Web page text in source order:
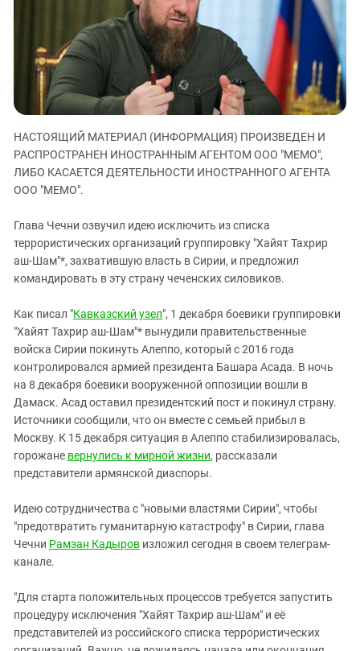
ЗАСТАВЛЯЕТ
КАВКАЗ ЗА ПАЛЕСТИНУ
ИНАКОМЫСЛИЕ В ЧЕЧНЕ
ПРЕСЛЕДОВАНИЕ АКТИВИСТОВ
МОБИЛИЗАЦИЯ И ПРОТЕСТЫ
Ингушетия
Кабардино-Балкария
Калмыкия
Карачаево-Черкесия
Краснодарский край
Российская Федерация
Северная Осетия - Алания
СКФО
Ставропольский край
Чечня
Южная Осетия
Южный Кавказ
ЮФО
НАСТОЯЩИЙ МАТЕРИАЛ (ИНФОРМАЦИЯ) ПРОИЗВЕДЕН И
РАСПРОСТРАНЕН ИНОСТРАННЫМ АГЕНТОМ ООО "МЕМО",
ЛИБО КАСАЕТСЯ ДЕЯТЕЛЬНОСТИ ИНОСТРАННОГО АГЕНТА
ООО "МЕМО".
Глава Чечни озвучил идею исключить из списка
террористических организаций группировку "Хайят Тахрир
аш-Шам"*, захватившую власть в Сирии, и предложил
командировать в эту страну чеченских силовиков.
Как писал "Кавказский узел", 1 декабря боевики группировки
"Хайят Тахрир аш-Шам"* вынудили правительственные
войска Сирии покинуть Алеппо, который с 2016 года
контролировался армией президента Башара Асада. В ночь
на 8 декабря боевики вооруженной оппозиции вошли в
Дамаск. Асад оставил президентский пост и покинул страну.
Источники сообщили, что он вместе с семьей прибыл в
Москву. К 15 декабря ситуация в Алеппо стабилизировалась,
горожане вернулись к мирной жизни, рассказали
представители армянской диаспоры.
Идею сотрудничества с "новыми властями Сирии", чтобы
"предотвратить гуманитарную катастрофу" в Сирии, глава
Чечни Рамзан Кадыров изложил сегодня в своем телеграм-
канале.
"Для старта положительных процессов требуется запустить
процедуру исключения "Хайят Тахрир аш-Шам" и её
представителей из российского списка террористических